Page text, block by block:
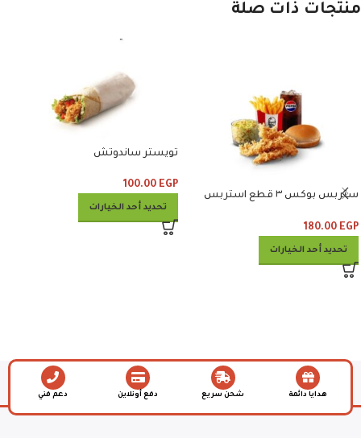
منتجات ذات صلة
ستربس بوكس ٣ قطع استربس
180.00 EGP
تحديد أحد الخيارات
تويستر ساندوتش
100.00 EGP
تحديد أحد الخيارات
هدايا دائمة شحن سريع دفع أونلاين دعم فني